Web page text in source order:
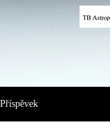
Příspěvek